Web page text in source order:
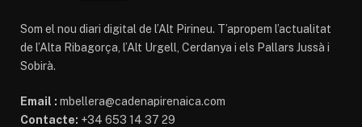
Som el nou diari digital de l’Alt Pirineu. T’apropem l’actualitat
de l’Alta Ribagorça, l’Alt Urgell, Cerdanya i els Pallars Jussà i
Sobirà.
Email : mbellera@cadenapirenaica.com
Contacte: +34 653 14 37 29